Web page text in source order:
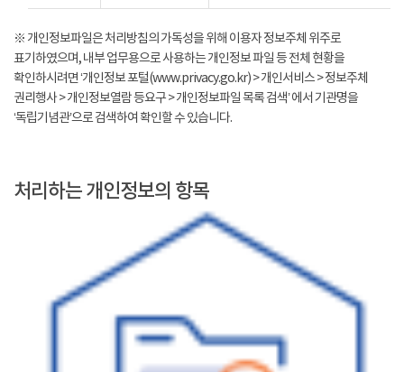
※ 개인정보파일은 처리방침의 가독성을 위해 이용자 정보주체 위주로
표기하였으며, 내부 업무용으로 사용하는 개인정보 파일 등 전체 현황을
확인하시려면 ‘개인정보 포털(www.privacy.go.kr) > 개인서비스 > 정보주체
권리행사 > 개인정보열람 등요구 > 개인정보파일 목록 검색’ 에서 기관명을
‘독립기념관’으로 검색하여 확인할 수 있습니다.
처리하는 개인정보의 항목